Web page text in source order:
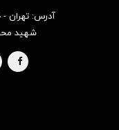
آدرس: تهران -
شهید